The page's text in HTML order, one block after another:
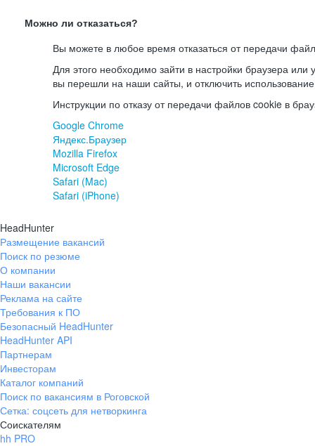
Можно ли отказаться?
Вы можете в любое время отказаться от передачи
Для этого необходимо зайти в настройки браузера или
вы перешли на наши сайты, и отключить
Инструкции по отказу от передачи файлов cookie в
Google Chrome
Яндекс.Браузер
Mozilla Firefox
Microsoft Edge
Safari (Mac)
Safari (iPhone)
HeadHunter
Размещение вакансий
Поиск по резюме
О компании
Наши вакансии
Реклама на сайте
Требования к ПО
Безопасный HeadHunter
HeadHunter API
Партнерам
Инвесторам
Каталог компаний
Поиск по вакансиям в Роговской
Сетка: соцсеть для нетворкинга
Соискателям
hh PRO